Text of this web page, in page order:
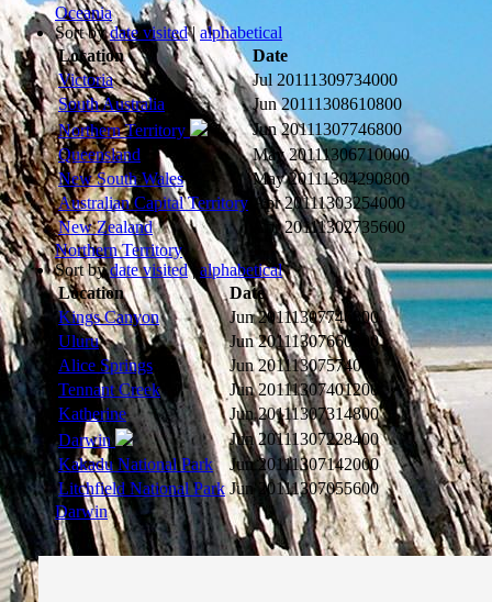
Oceania
Sort bydate visited | alphabetical
Location
Date
Victoria
Jul 20111309734000
South Australia
Jun 20111308610800
Northern Territory
Jun 20111307746800
Queensland
May 20111306710000
New South Wales
May 20111304290800
Australian Capital Territory Apr 20111303254000
New Zealand
Apr 20111302735600
Northern Territory
Sort bydate visited | alphabetical
Location
Date
Kings Canyon
Jun 20111307746800
Uluru
Jun 20111307660400
Alice Springs
Jun 20111307574000
Tennant Creek
Jun 20111307401200
Katherine
Jun 20111307314800
Darwin
Jun 20111307228400
Kakadu National Park
Jun 20111307142000
Litchfield National Park Jun 20111307055600
Darwin